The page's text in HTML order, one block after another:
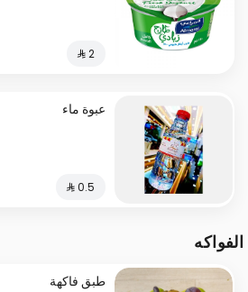
⁨⁦‪‬ 2⁩
عبوة ماء
الفواكه
طبق فاكهة